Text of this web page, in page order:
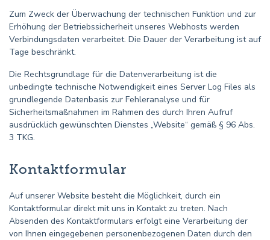
Zum Zweck der Überwachung der technischen Funktion und zur
Erhöhung der Betriebssicherheit unseres Webhosts werden
Verbindungsdaten verarbeitet. Die Dauer der Verarbeitung ist auf
Tage beschränkt.
Die Rechtsgrundlage für die Datenverarbeitung ist die
unbedingte technische Notwendigkeit eines Server Log Files als
grundlegende Datenbasis zur Fehleranalyse und für
Sicherheitsmaßnahmen im Rahmen des durch Ihren Aufruf
ausdrücklich gewünschten Dienstes „Website“ gemäß § 96 Abs.
3 TKG.
Kontaktformular
Auf unserer Website besteht die Möglichkeit, durch ein
Kontaktformular direkt mit uns in Kontakt zu treten. Nach
Absenden des Kontaktformulars erfolgt eine Verarbeitung der
von Ihnen eingegebenen personenbezogenen Daten durch den